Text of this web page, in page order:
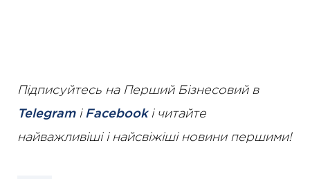
Підписуйтесь на Перший Бізнесовий в
Telegramі Facebookі читайте
найважливіші і найсвіжіші новини першими!